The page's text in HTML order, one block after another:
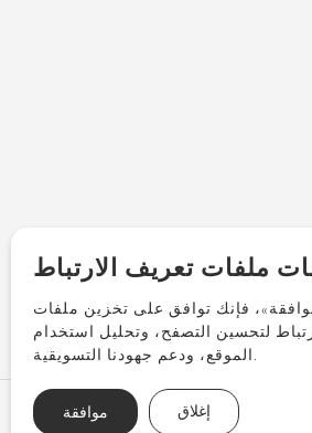
TOUS DROITS
ملفات تعريف الارتباط
فإنك توافق على تخزين ملفات
لتحسين التصفح، وتحليل استخدام
الموقع، ودعم جهودنا التسويقية.
موافقة إغلاق